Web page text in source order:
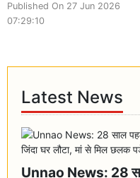
Published On 27 Jun 2026
07:29:10
Latest News
Unnao News: 28